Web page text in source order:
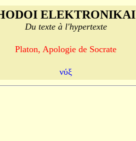
ELEKTRONIKAI
Du texte à l'hypertexte
Platon, Apologie de Socrate
νύξ